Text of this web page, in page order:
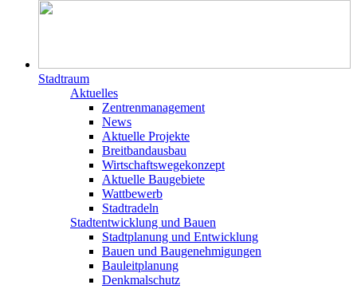
Stadtraum
Aktuelles
Zentrenmanagement
News
Aktuelle Projekte
Breitbandausbau
Wirtschaftswegekonzept
Aktuelle Baugebiete
Wattbewerb
Stadtradeln
Stadtentwicklung und Bauen
Stadtplanung und Entwicklung
Bauen und Baugenehmigungen
Bauleitplanung
Denkmalschutz